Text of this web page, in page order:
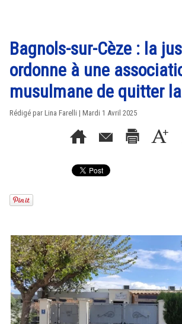
Bagnols-sur-Cèze : la
ordonne à une
musulmane de quitter
Rédigé par Lina Farelli | Mardi 1 Avril 2025